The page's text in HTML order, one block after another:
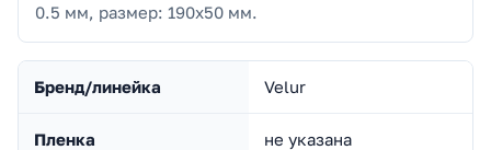
0.5 мм, размер: 190х50 мм.
Бренд/линейка Velur
Пленка не указана